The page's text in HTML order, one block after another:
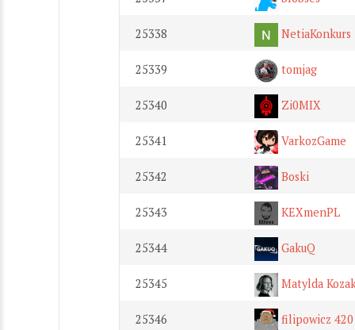
25338 NetiaKonkurs
25339 tomjag
25340 Zi0MIX
25341 VarkozGame
25342 Boski
25343 KEXmenPL
25344 GakuQ
25345 Matylda
25346 filipowicz 420